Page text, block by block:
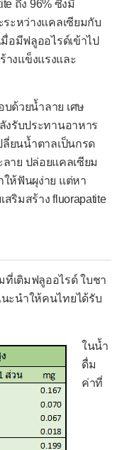
ถึง 96% ซึ่งมี
ระหว่างแคลเซียมกับ
อมีฟลูออไรด์เข้าไป
างแข็งแรงและ
ด้วยน้ำลาย เศษ
งรับประทานอาหาร
ลี่ยนน้ำตาลเป็นกรด
ลาย ปล่อยแคลเซียม
ให้ฟันผุง่าย แต่หา
ริมสร้าง fluorapatite
เติมฟลูออไรด์ ใบชา
ะนำให้คนไทยได้รับ
ในน้ำ
ดื่ม
ค่าที่